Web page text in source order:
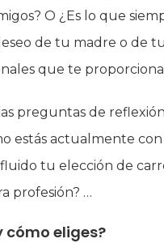
O ¿Es lo que
de tu madre o de
que te
preguntas de
estás actualmente
tu elección de
profesión? …
cómo eliges?